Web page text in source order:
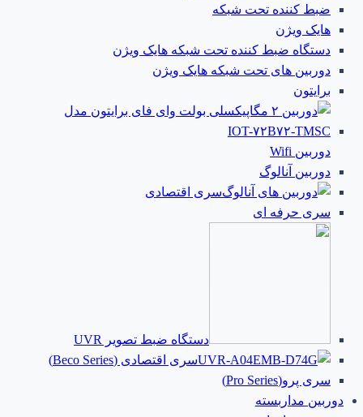
ضبط کننده تحت شبکه
هایک ویژن
دستگاه ضبط کننده تحت شبکه هایک ویژن
دوربین های تحت شبکه هایک ویژن
برایتون
دوربین Wifi
دوربین آنالوگ
سری اقتصادی
سری حرفه ای
دستگاه ضبط تصویر UVR
سری اقتصادی (Beco Series)
سری پرو(Pro Series)
دوربین مداربسته